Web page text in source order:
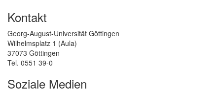
Kontakt
Georg-August-Universität Göttingen
Wilhelmsplatz 1 (Aula)
37073 Göttingen
Tel. 0551 39-0
Soziale Medien